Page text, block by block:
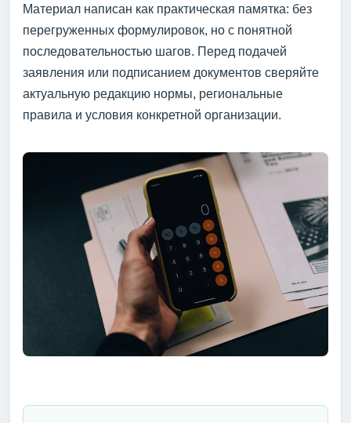
Материал написан как практическая памятка: без
перегруженных формулировок, но с понятной
последовательностью шагов. Перед подачей
заявления или подписанием документов сверяйте
актуальную редакцию нормы, региональные
правила и условия конкретной организации.